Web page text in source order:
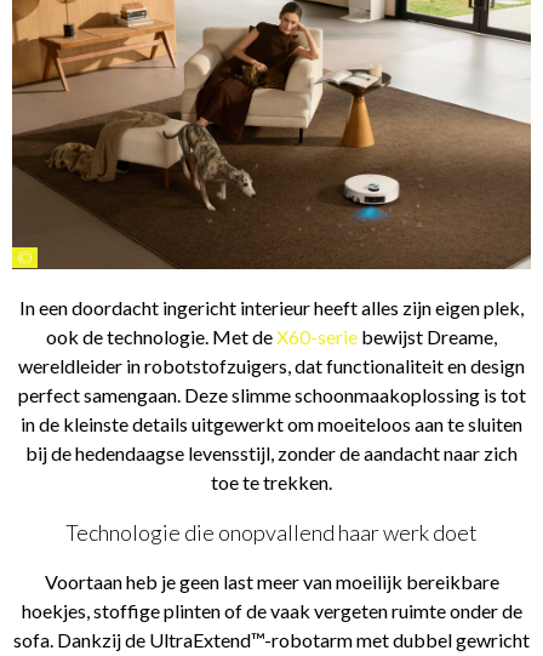
©
In een doordacht ingericht interieur heeft alles zijn eigen plek,
ook de technologie. Met deX60-serie bewijst Dreame,
wereldleider in robotstofzuigers, dat functionaliteit en design
perfect samengaan. Deze slimme schoonmaakoplossing is tot
in de kleinste details uitgewerkt om moeiteloos aan te sluiten
bij de hedendaagse levensstijl, zonder de aandacht naar zich
toe te trekken.
Technologie die onopvallend haar werk doet
Voortaan heb je geen last meer van moeilijk bereikbare
hoekjes, stoffige plinten of de vaak vergeten ruimte onder de
sofa. Dankzij de UltraExtend™-robotarm met dubbel gewricht